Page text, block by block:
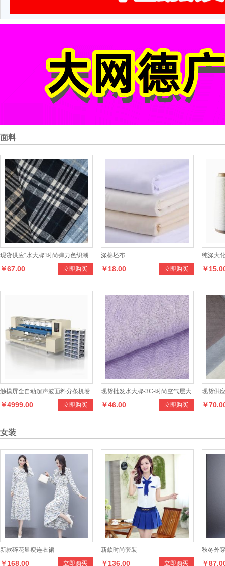
面料
现货供应“水大牌”时尚弹力色织潮
格系列产品，款式多样，手感柔
立即购买
￥67.00
涤棉坯布
立即购买
￥18.00
纯涤大
锭纺短
￥
触摸屏全自动超声波面料分条机卷
帘垂帘无尘裁切不散边切割设备
立即购买
￥4999.00
现货批发水大牌-3C-时尚空气层大
辫子提花布，设计时尚，款式多
立即购买
￥46.00
现货供
系列面
￥
女装
新款碎花显瘦连衣裙
立即购买
￥168.00
新款时尚套装
立即购买
￥136.00
秋冬外
￥